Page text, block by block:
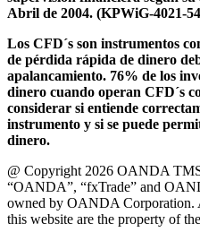
Abril de 2004. (KPWiG-4021-
Los CFD´s son instrumentos
de pérdida rápida de dinero
apalancamiento. 76% de los
dinero cuando operan CFD´s
considerar si entiende
instrumento y si se puede
dinero.
@ Copyright 2026 OANDA
“OANDA”, “fxTrade” and
owned by OANDA Corporation.
this website are the property of